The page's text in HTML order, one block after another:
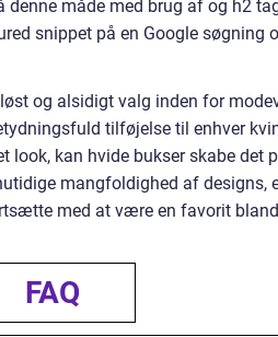
denne måde med brug af og h2
snippet på en Google søgning
og alsidigt valg inden for
tilføjelse til enhver
look, kan hvide bukser skabe det
mangfoldighed af designs,
med at være en favorit
FAQ